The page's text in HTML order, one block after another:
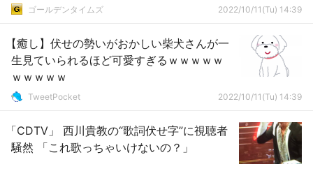
ゴールデンタイムズ 2022/10/11(Tu) 14:39
【癒し】伏せの勢いがおかしい柴犬さんが一
生見ていられるほど可愛すぎるｗｗｗｗｗ
ｗｗｗｗｗ
TweetPocket 2022/10/11(Tu) 14:39
「CDTV」 西川貴教の“歌詞伏せ字”に視聴者
騒然 「これ歌っちゃいけないの？」